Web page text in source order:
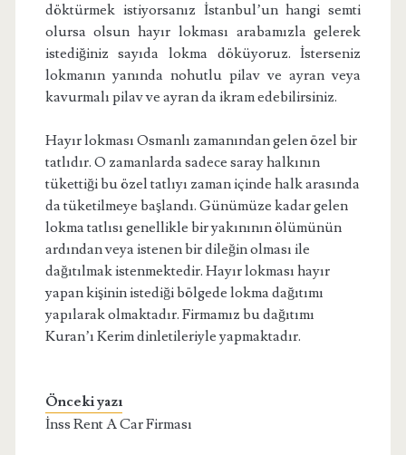
döktürmek istiyorsanız İstanbul’un hangi semti
olursa olsun hayır lokması arabamızla gelerek
istediğiniz sayıda lokma döküyoruz. İsterseniz
lokmanın yanında nohutlu pilav ve ayran veya
kavurmalı pilav ve ayran da ikram edebilirsiniz.
Hayır lokması Osmanlı zamanından gelen özel bir
tatlıdır. O zamanlarda sadece saray halkının
tükettiği bu özel tatlıyı zaman içinde halk arasında
da tüketilmeye başlandı. Günümüze kadar gelen
lokma tatlısı genellikle bir yakınının ölümünün
ardından veya istenen bir dileğin olması ile
dağıtılmak istenmektedir. Hayır lokması hayır
yapan kişinin istediği bölgede lokma dağıtımı
yapılarak olmaktadır. Firmamız bu dağıtımı
Kuran’ı Kerim dinletileriyle yapmaktadır.
Önceki yazı
İnss Rent A Car Firması